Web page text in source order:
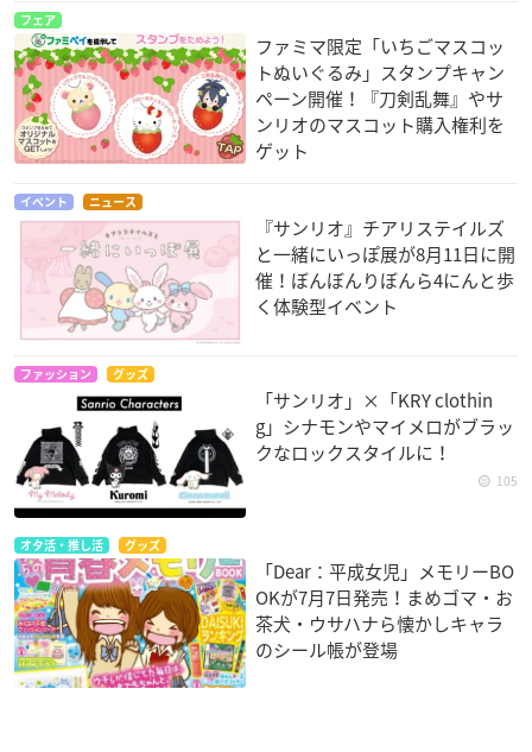
フェア
ファミマ限定「いちごマスコッ
トぬいぐるみ」スタンプキャン
ペーン開催！『刀剣乱舞』やサ
ンリオのマスコット購入権利を
ゲット
イベント ニュース
『サンリオ』チアリステイルズ
と一緒にいっぽ展が8月11日に開
催！ぼんぼんりぼんら4にんと歩
く体験型イベント
ファッション グッズ
「サンリオ」×「KRY clothin
g」シナモンやマイメロがブラッ
クなロックスタイルに！
105
オタ活・推し活 グッズ
「Dear：平成女児」メモリーBO
OKが7月7日発売！まめゴマ・お
茶犬・ウサハナら懐かしキャラ
のシール帳が登場